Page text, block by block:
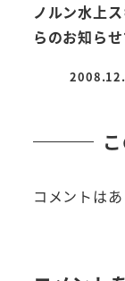
ノルン水上
らのお知ら
投稿日
コメントはあ